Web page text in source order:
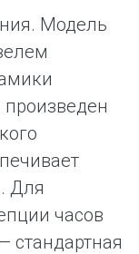
Модель
Для
часов
стандартная